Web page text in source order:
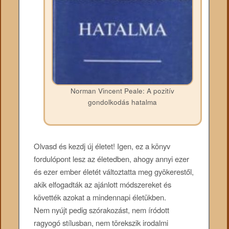
Norman Vincent Peale: A pozitív
gondolkodás hatalma
Olvasd ​és kezdj új életet! Igen, ez a könyv
fordulópont lesz az életedben, ahogy annyi ezer
és ezer ember életét változtatta meg gyökerestől,
akik elfogadták az ajánlott módszereket és
követték azokat a mindennapi életükben.
Nem nyújt pedig szórakozást, nem íródott
ragyogó stílusban, nem törekszik irodalmi